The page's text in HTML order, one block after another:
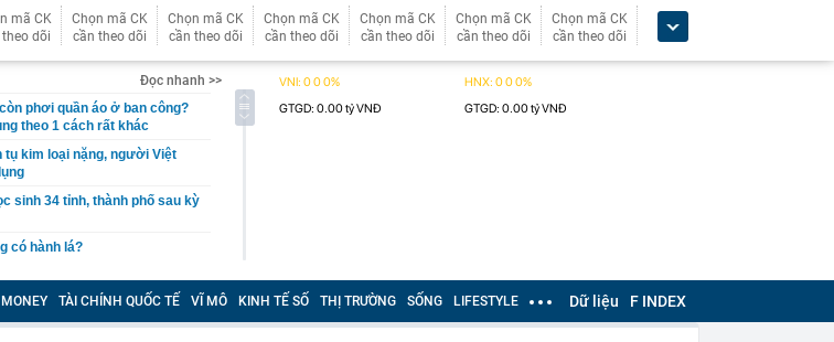
mã CK
dõi
Chọn mã CK
cần theo dõi
Chọn mã CK
cần theo dõi
Chọn mã CK
cần theo dõi
Chọn mã CK
cần theo dõi
Chọn mã CK
cần theo dõi
Chọn mã CK
cần theo dõi
Đọc nhanh >>
phơi quần áo ở ban công?
theo 1 cách rất khác
tụ kim loại nặng, người Việt
sinh 34 tỉnh, thành phố sau kỳ
có hành lá?
khiến mối quan hệ phụ
trẻ được hưởng lợi!
phòng không 15 triệu USD
TÀI CHÍNH QUỐC TẾ VĨ MÔ KINH TẾ SỐ THỊ TRƯỜNG SỐNG LIFESTYLE Dữ liệu F INDEX